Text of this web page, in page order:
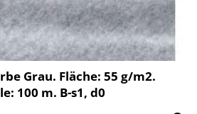
Grau. Fläche: 55 g/m2.
100 m. B-s1, d0